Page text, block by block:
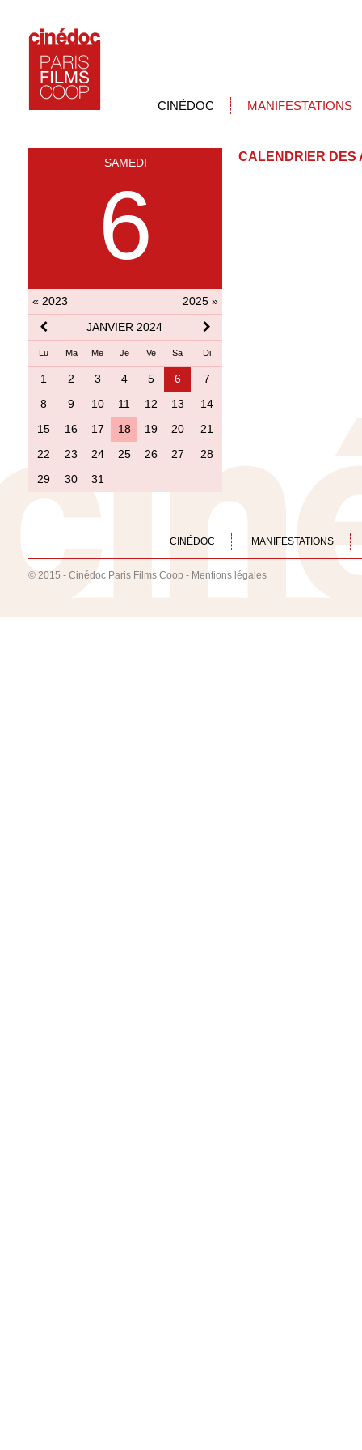
CINÉDOC MANIFESTATIONS
SAMEDI
6
« 2023
2025 »
JANVIER 2024
Lu Ma Me Je Ve Sa Di
1 2 3 4 5 6
7
8
9 10 11 12 13
14
15
16 17 18 19 20
21
22
23 24 25 26 27
28
29
30 31
CALENDRIER DES
CINÉDOC MANIFESTATIONS
© 2015 - Cinédoc Paris Films Coop - Mentions légales